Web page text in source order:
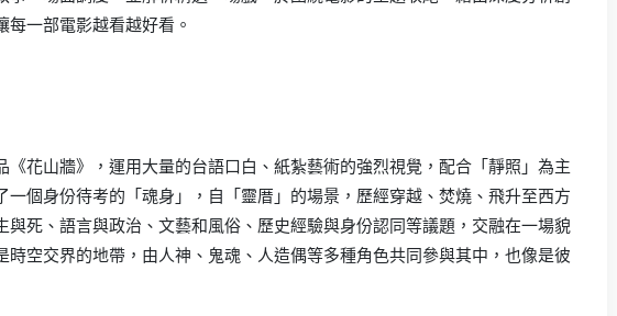
每一部電影越看越好看。
《花山牆》，運用大量的台語口白、紙紮藝術的強烈視覺，配合「靜照」為主
一個身份待考的「魂身」，自「靈厝」的場景，歷經穿越、焚燒、飛升至西方
與死、語言與政治、文藝和風俗、歷史經驗與身份認同等議題，交融在一場貌
時空交界的地帶，由人神、鬼魂、人造偶等多種角色共同參與其中，也像是彼